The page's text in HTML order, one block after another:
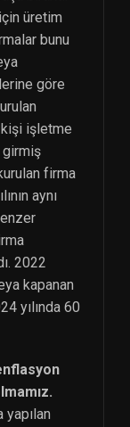
üretim
bunu
göre
işletme
girmiş
firma
aynı
2022
kapanan
yılında 60
yapılan